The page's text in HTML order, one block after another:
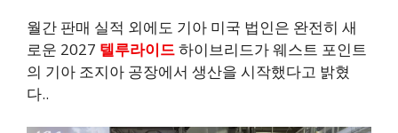
월간 판매 실적 외에도 기아 미국 법인은 완전히 새
로운 2027 텔루라이드하이브리드가 웨스트 포인트
의 기아 조지아 공장에서 생산을 시작했다고 밝혔
다..